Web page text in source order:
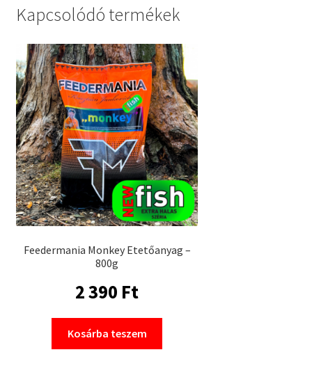
Kapcsolódó termékek
Feedermania Monkey Etetőanyag –
800g
2 390 Ft
Kosárba teszem